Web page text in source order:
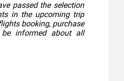
passed the selection
in the upcoming trip
booking, purchase
informed about all